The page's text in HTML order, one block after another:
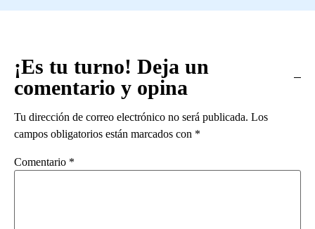
¡Es tu turno! Deja un
comentario y opina
Tu dirección de correo electrónico no será publicada. Los
campos obligatorios están marcados con *
Comentario *